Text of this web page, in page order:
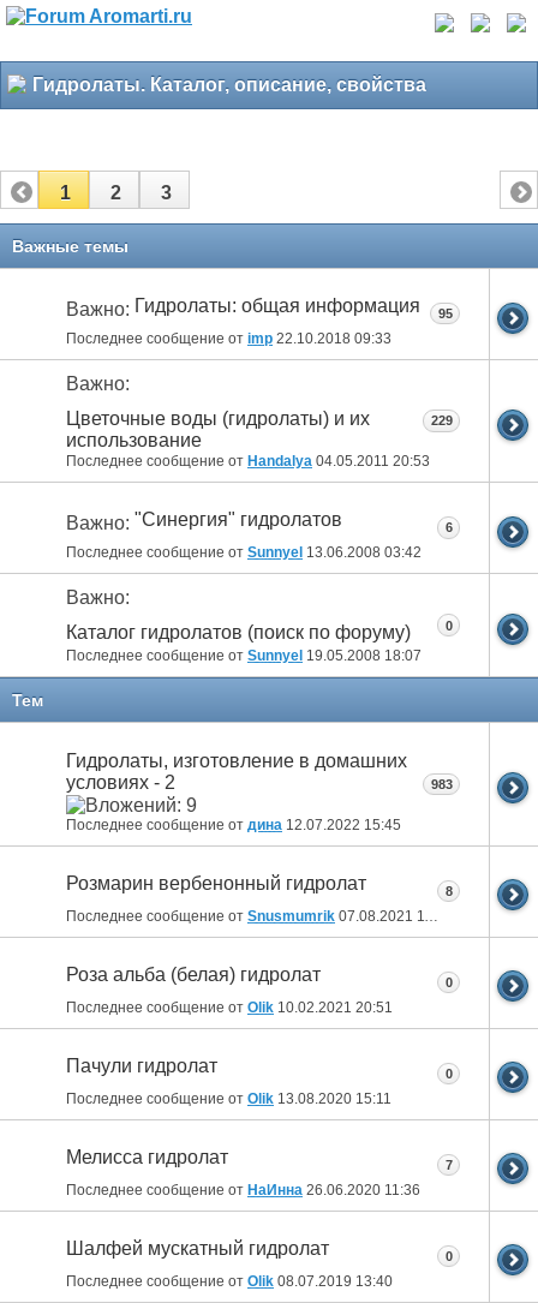
Гидролаты. Каталог, описание, свойства
1 2 3
Важные темы
Важно: Гидролаты: общая информация
Последнее сообщение от imp 22.10.2018 09:33
95
Важно:
Цветочные воды (гидролаты) и их
использование
Последнее сообщение от Handalya 04.05.2011 20:53
229
Важно: "Синергия" гидролатов
Последнее сообщение от Sunnyel 13.06.2008 03:42
6
Важно:
Каталог гидролатов (поиск по форуму)
Последнее сообщение от Sunnyel 19.05.2008 18:07
0
Тем
Гидролаты, изготовление в домашних
условиях - 2
Последнее сообщение от дина 12.07.2022 15:45
983
Розмарин вербенонный гидролат
Последнее сообщение от Snusmumrik 07.08.2021 11:47
8
Роза альба (белая) гидролат
Последнее сообщение от Olik 10.02.2021 20:51
0
Пачули гидролат
Последнее сообщение от Olik 13.08.2020 15:11
0
Мелисса гидролат
Последнее сообщение от НаИнна 26.06.2020 11:36
7
Шалфей мускатный гидролат
Последнее сообщение от Olik 08.07.2019 13:40
0